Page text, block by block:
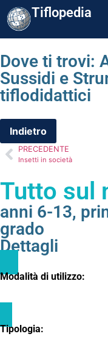
Tiflopedia
Dove ti trovi:
Sussidi e
tiflodidattici
PRECEDENTE
Insetti in società
Tutto sul
anni 6-13,
grado
Dettagli
Modalità di utilizzo:
Tipologia: